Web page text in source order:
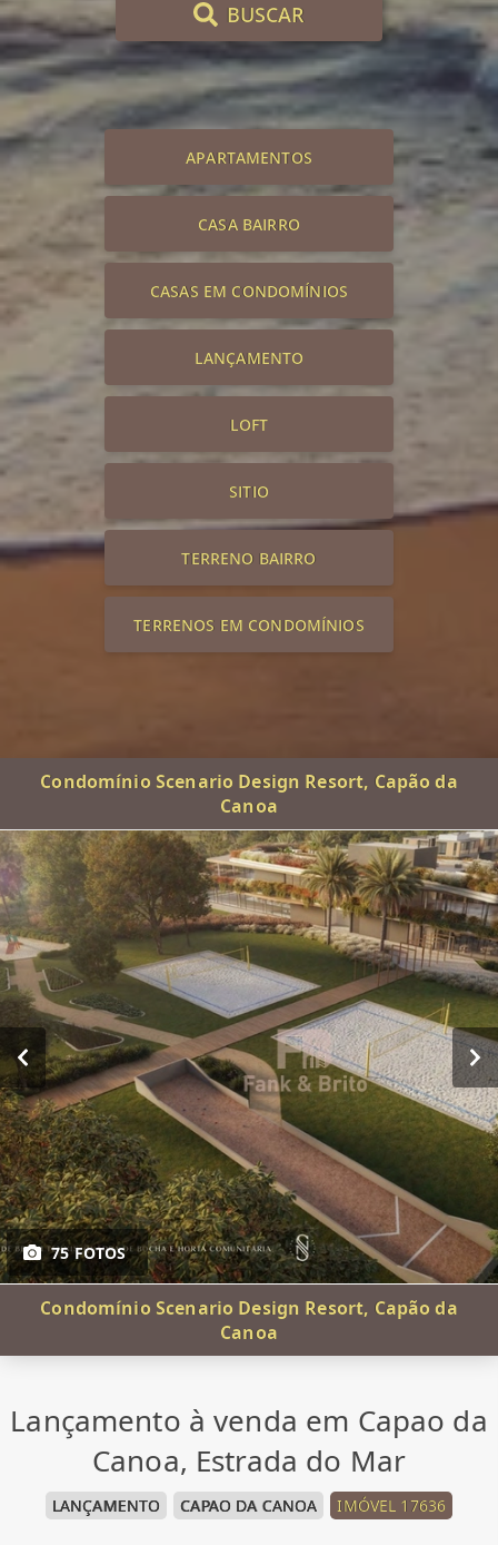
BUSCAR
APARTAMENTOS
CASA BAIRRO
CASAS EM CONDOMÍNIOS
LANÇAMENTO
LOFT
SITIO
TERRENO BAIRRO
TERRENOS EM CONDOMÍNIOS
Condomínio Scenario Design Resort, Capão da
Canoa
75 FOTOS
Condomínio Scenario Design Resort, Capão da
Canoa
Lançamento à venda em Capao da
Canoa, Estrada do Mar
LANÇAMENTO CAPAO DA CANOA IMÓVEL 17636